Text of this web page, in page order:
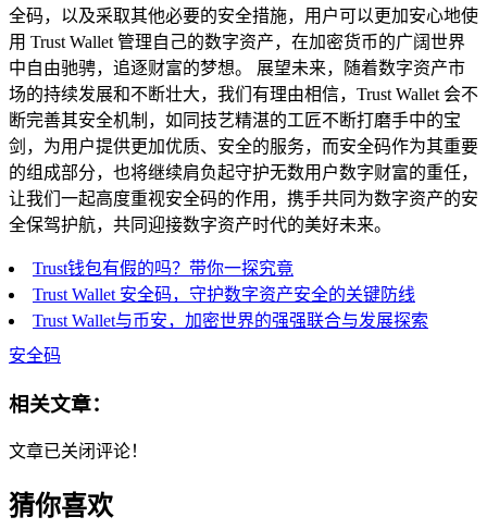
全码，以及采取其他必要的安全措施，用户可以更加安心地使
用 Trust Wallet 管理自己的数字资产，在加密货币的广阔世界
中自由驰骋，追逐财富的梦想。 展望未来，随着数字资产市
场的持续发展和不断壮大，我们有理由相信，Trust Wallet 会不
断完善其安全机制，如同技艺精湛的工匠不断打磨手中的宝
剑，为用户提供更加优质、安全的服务，而安全码作为其重要
的组成部分，也将继续肩负起守护无数用户数字财富的重任，
让我们一起高度重视安全码的作用，携手共同为数字资产的安
全保驾护航，共同迎接数字资产时代的美好未来。
Trust钱包有假的吗？带你一探究竟
Trust Wallet 安全码，守护数字资产安全的关键防线
Trust Wallet与币安，加密世界的强强联合与发展探索
安全码
相关文章：
文章已关闭评论！
猜你喜欢